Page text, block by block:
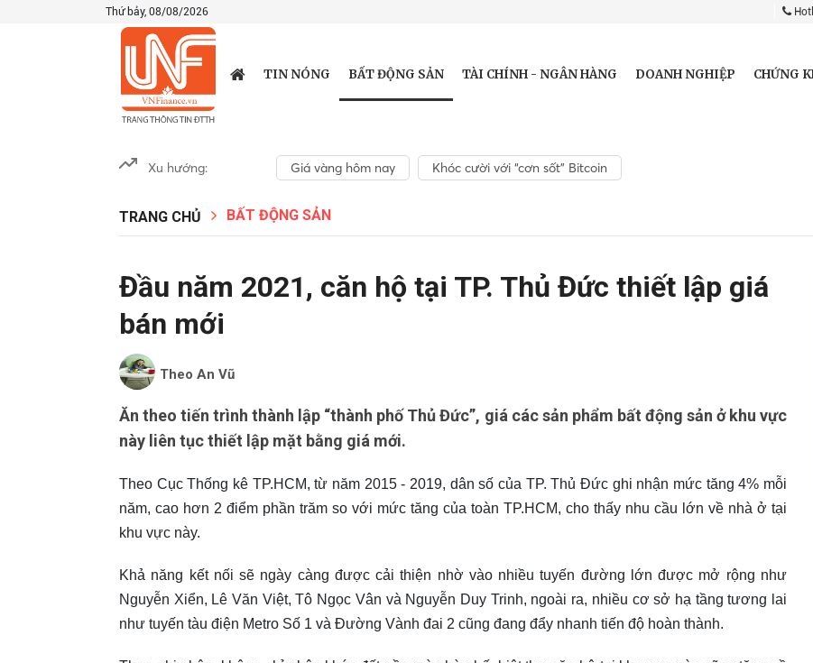
Thứ bảy, 08/08/2026
TIN NÓNG BẤT ĐỘNG SẢN TÀI CHÍNH - NGÂN HÀNG DOANH NGHIỆP CHỨNG
Xu hướng: Giá vàng hôm nay Khóc cười với “cơn sốt” Bitcoin
TRANG CHỦ BẤT ĐỘNG SẢN
Đầu năm 2021, căn hộ tại TP. Thủ Đức thiết lập giá
bán mới
Theo An Vũ
Ăn theo tiến trình thành lập “thành phố Thủ Đức”, giá các sản phẩm bất động sản ở khu vực
này liên tục thiết lập mặt bằng giá mới.
Theo Cục Thống kê TP.HCM, từ năm 2015 - 2019, dân số của TP. Thủ Đức ghi nhận mức tăng 4% mỗi
năm, cao hơn 2 điểm phần trăm so với mức tăng của toàn TP.HCM, cho thấy nhu cầu lớn về nhà ở tại
khu vực này.
Khả năng kết nối sẽ ngày càng được cải thiện nhờ vào nhiều tuyến đường lớn được mở rộng như
Nguyễn Xiển, Lê Văn Việt, Tô Ngọc Vân và Nguyễn Duy Trinh, ngoài ra, nhiều cơ sở hạ tầng tương lai
như tuyến tàu điện Metro Số 1 và Đường Vành đai 2 cũng đang đẩy nhanh tiến độ hoàn thành.